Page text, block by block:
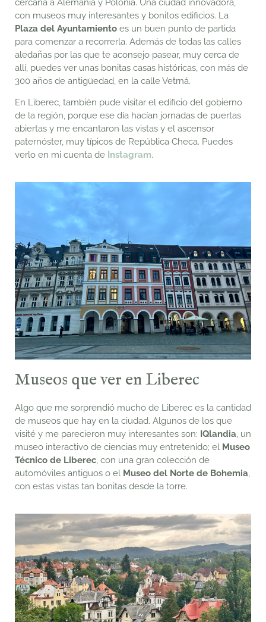
cercana a Alemania y Polonia. Una ciudad innovadora,
con museos muy interesantes y bonitos edificios. La
Plaza del Ayuntamiento es un buen punto de partida
para comenzar a recorrerla. Además de todas las calles
aledañas por las que te aconsejo pasear, muy cerca de
allí, puedes ver unas bonitas casas históricas, con más de
300 años de antigüedad, en la calle Vetrná.
En Liberec, también pude visitar el edificio del gobierno
de la región, porque ese día hacían jornadas de puertas
abiertas y me encantaron las vistas y el ascensor
paternóster, muy típicos de República Checa. Puedes
verlo en mi cuenta de Instagram.
Museos que ver en Liberec
Algo que me sorprendió mucho de Liberec es la cantidad
de museos que hay en la ciudad. Algunos de los que
visité y me parecieron muy interesantes son: IQlandia, un
museo interactivo de ciencias muy entretenido; el Museo
Técnico de Liberec, con una gran colección de
automóviles antiguos o el Museo del Norte de Bohemia,
con estas vistas tan bonitas desde la torre.